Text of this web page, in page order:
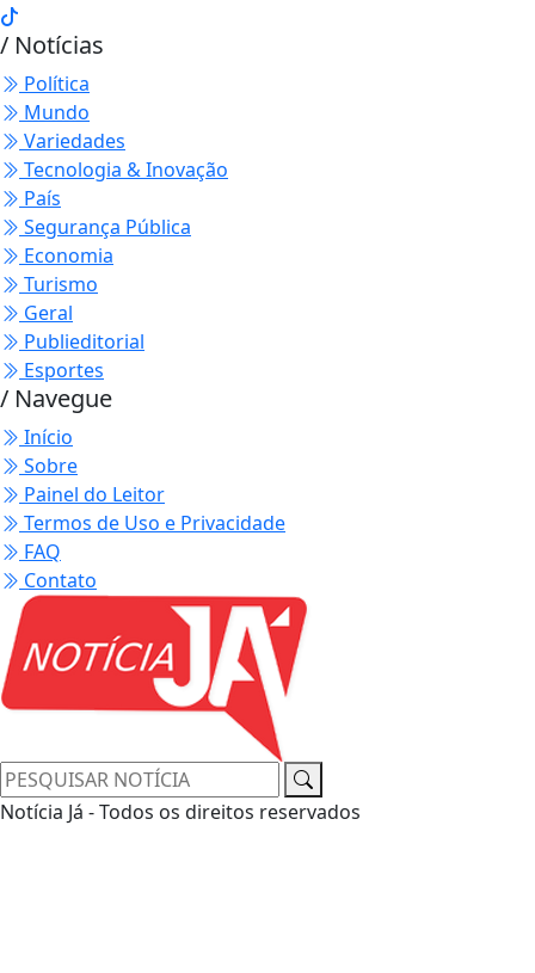
/ Notícias
Política
Mundo
Variedades
Tecnologia & Inovação
País
Segurança Pública
Economia
Turismo
Geral
Publieditorial
Esportes
/ Navegue
Início
Sobre
Painel do Leitor
Termos de Uso e Privacidade
FAQ
Contato
Notícia Já - Todos os direitos reservados